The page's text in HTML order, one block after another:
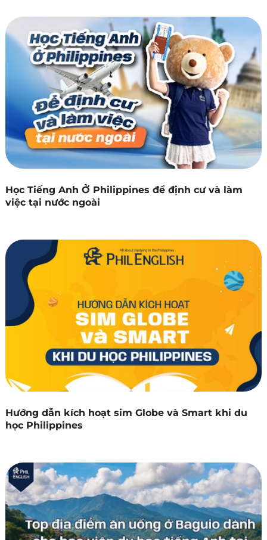
Học Tiếng Anh Ở Philippines để định cư và làm
việc tại nước ngoài
Hướng dẫn kích hoạt sim Globe và Smart khi du
học Philippines